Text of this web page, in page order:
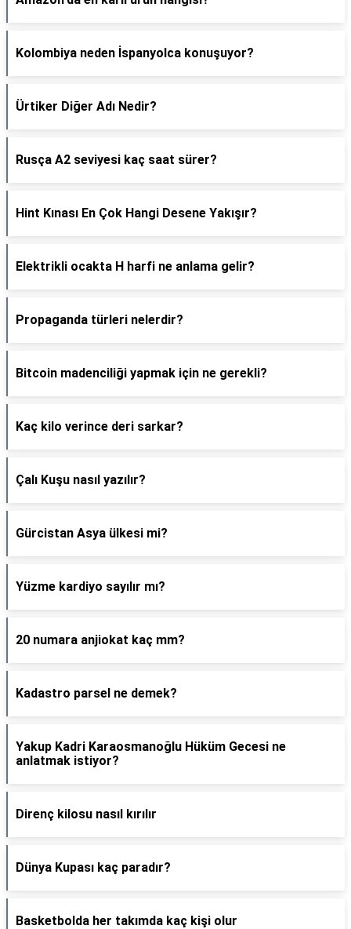
Kolombiya neden İspanyolca konuşuyor?
Ürtiker Diğer Adı Nedir?
Rusça A2 seviyesi kaç saat sürer?
Hint Kınası En Çok Hangi Desene Yakışır?
Elektrikli ocakta H harfi ne anlama gelir?
Propaganda türleri nelerdir?
Bitcoin madenciliği yapmak için ne gerekli?
Kaç kilo verince deri sarkar?
Çalı Kuşu nasıl yazılır?
Gürcistan Asya ülkesi mi?
Yüzme kardiyo sayılır mı?
20 numara anjiokat kaç mm?
Kadastro parsel ne demek?
Yakup Kadri Karaosmanoğlu Hüküm Gecesi ne
anlatmak istiyor?
Direnç kilosu nasıl kırılır
Dünya Kupası kaç paradır?
Basketbolda her takımda kaç kişi olur